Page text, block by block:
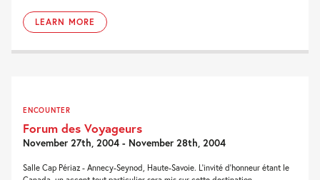
LEARN MORE
ENCOUNTER
Forum des Voyageurs
November 27th, 2004 - November 28th, 2004
Salle Cap Périaz - Annecy-Seynod, Haute-Savoie. L'invité d'honneur étant le